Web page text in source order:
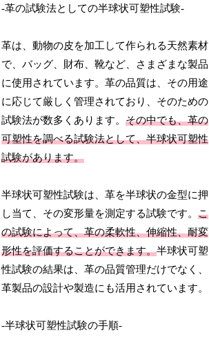
-革の試験法としての半球状可塑性試験-
革は、動物の皮を加工して作られる天然素材
で、バッグ、財布、靴など、さまざまな製品
に使用されています。革の品質は、その用途
に応じて厳しく管理されており、そのための
試験法が数多くあります。その中でも、革の
可塑性を調べる試験法として、半球状可塑性
試験があります。
半球状可塑性試験は、革を半球状の金型に押
し当て、その変形量を測定する試験です。こ
の試験によって、革の柔軟性、伸縮性、耐変
形性を評価することができます。半球状可塑
性試験の結果は、革の品質管理だけでなく、
革製品の設計や製造にも活用されています。
-半球状可塑性試験の手順-